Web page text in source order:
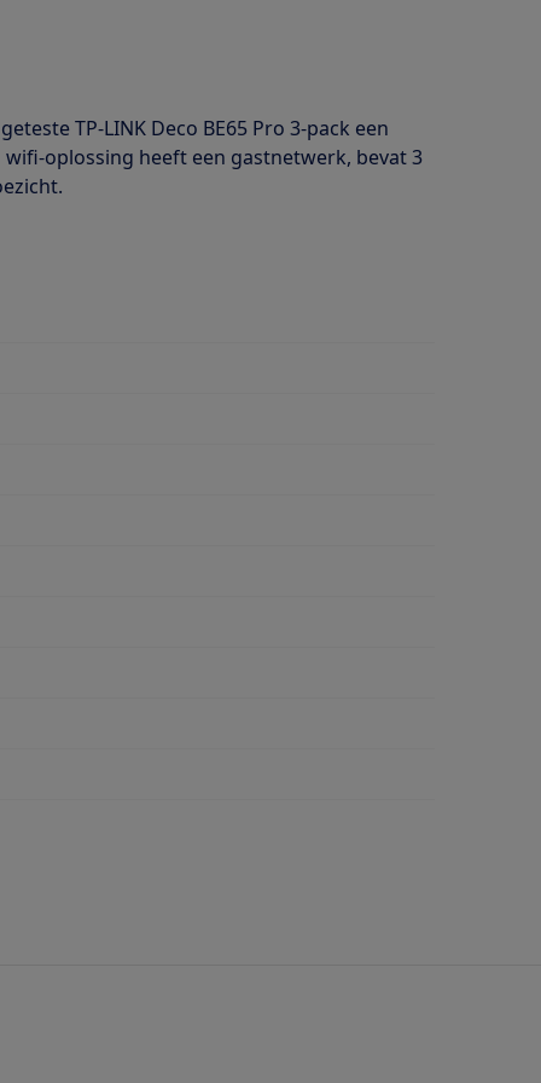
TP-LINK Deco BE65 Pro 3-pack een
oplossing heeft een gastnetwerk, bevat 3